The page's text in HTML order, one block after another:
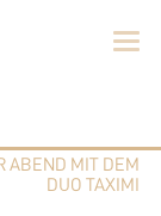
ABEND MIT DEM
DUO TAXIMI